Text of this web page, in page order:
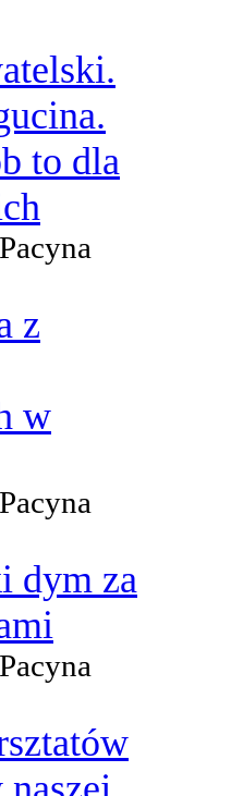
to dla
z
w
dym za